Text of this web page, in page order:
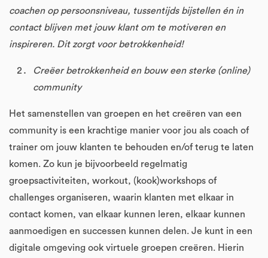
coachen op persoonsniveau, tussentijds bijstellen én in
contact blijven met jouw klant om te motiveren en
inspireren. Dit zorgt voor betrokkenheid!
Creëer betrokkenheid en bouw een sterke (online)
community
Het samenstellen van groepen en het creëren van een
community is een krachtige manier voor jou als coach of
trainer om jouw klanten te behouden en/of terug te laten
komen. Zo kun je bijvoorbeeld regelmatig
groepsactiviteiten, workout, (kook)workshops of
challenges organiseren, waarin klanten met elkaar in
contact komen, van elkaar kunnen leren, elkaar kunnen
aanmoedigen en successen kunnen delen. Je kunt in een
digitale omgeving ook virtuele groepen creëren. Hierin